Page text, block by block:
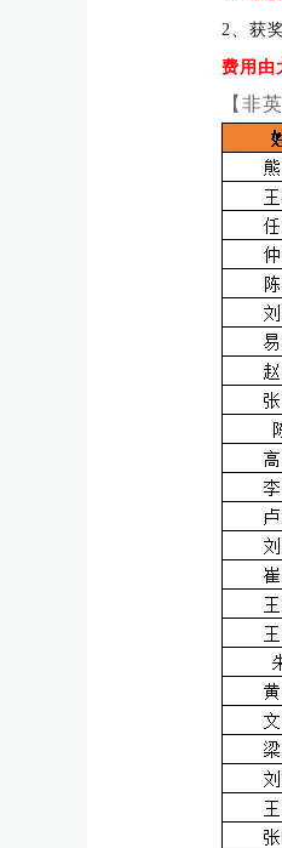
2、获
费用由
【非